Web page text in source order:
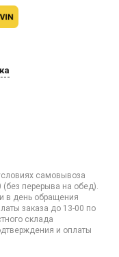
самовывоза
(без перерыва на обед).
в день обращения
заказа до 13-00 по
склада
и оплаты